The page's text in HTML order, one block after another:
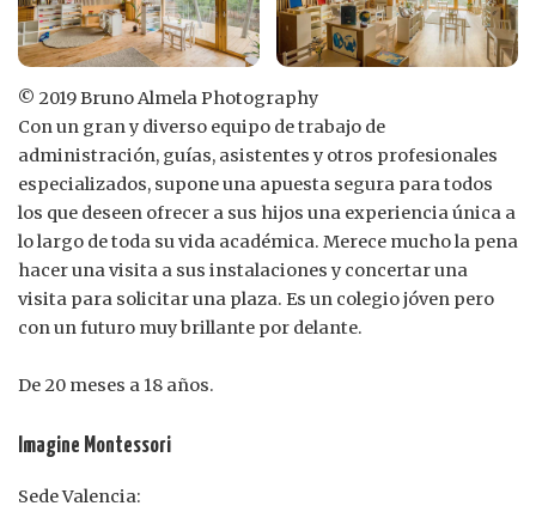
© 2019 Bruno Almela Photography
Con un gran y diverso equipo de trabajo de
administración, guías, asistentes y otros profesionales
especializados, supone una apuesta segura para todos
los que deseen ofrecer a sus hijos una experiencia única a
lo largo de toda su vida académica. Merece mucho la pena
hacer una visita a sus instalaciones y concertar una
visita para solicitar una plaza. Es un colegio jóven pero
con un futuro muy brillante por delante.
De 20 meses a 18 años.
Imagine Montessori
Sede Valencia: